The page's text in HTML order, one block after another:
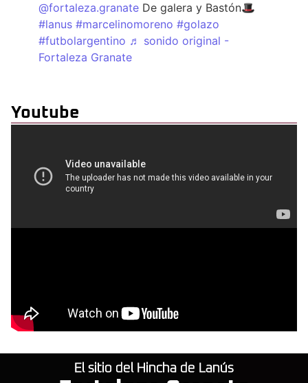
@fortaleza.granate De galera y Bastón🎩
#lanus #marcelinomoreno #golazo
#futbolargentino ♬ sonido original -
Fortaleza Granate
Youtube
El sitio del Hincha de Lanús